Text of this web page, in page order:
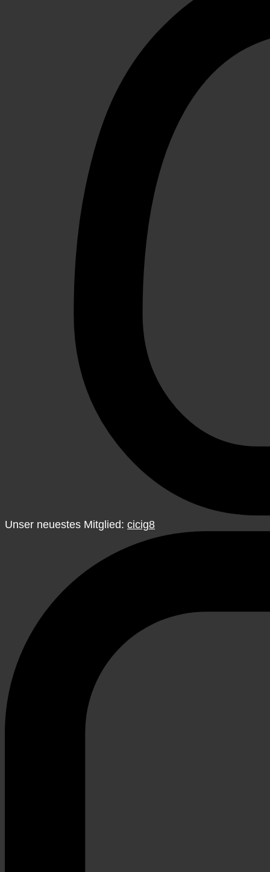
Unser neuestes Mitglied: cicig8